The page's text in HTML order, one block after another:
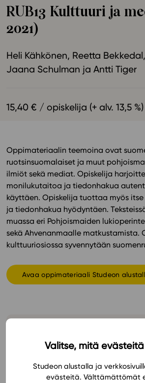
Valitse, mitä
Studeon alustalla ja
evästeitä. Välttämättömät
Ominaisuudet
Tapahtumakalenteri
Yhteisö
Suosittelut
Oppikirjailijat
Eettiset periaatteet tekoälyn
Tilaa uutiskirje
Ota yhteyttä
In English
RUB13 Kulttuuri ja
2021)
Heli Kähkönen Reetta Bekkedal
Jaana Schulman
Antti Tiger
15,40 € / opiskelija (+ alv. 13,5 %)
Oppimateriaalin teemoina ovat
ruotsinsuomalaiset ja muut
ilmiöt sekä mediat. Opiskelija
monilukutaitoa ja tiedonhakua
käyttäen. Opiskelija tuottaa myös
ja tiedonhakua hyödyntäen.
muassa eri Pohjoismaiden
sekä Ahvenanmaalle matkustamista.
kulttuuriosiossa syvennytään
Avaa oppimateriaali Studeon